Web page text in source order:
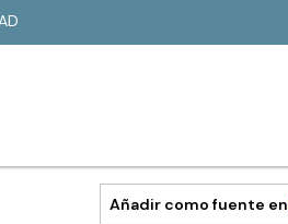
Añadir como fuente en